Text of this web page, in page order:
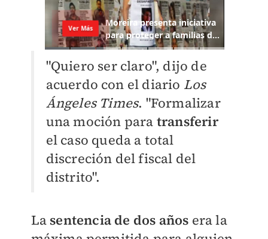
"Quiero ser claro", dijo de
acuerdo con el diario Los
Ángeles Times. "Formalizar
una moción para transferir
el caso queda a total
discreción del fiscal del
distrito".
La sentencia de dos años era la